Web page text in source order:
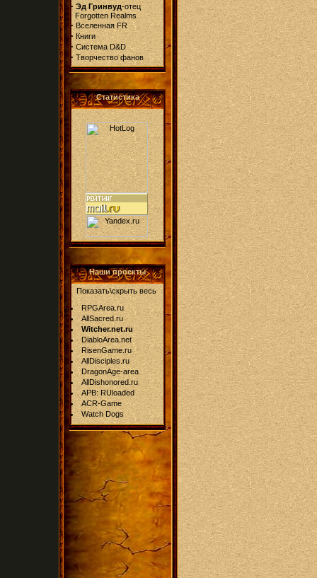
· Эд Гринвуд-отец
Forgotten Realms
· Вселенная FR
· Книги
· Система D&D
· Творчество фанов
Статистика
Наши проекты
Показать\скрыть весь
RPGArea.ru
AllSacred.ru
Witcher.net.ru
DiabloArea.net
RisenGame.ru
AllDisciples.ru
DragonAge-area
AllDishonored.ru
APB: RUloaded
ACR-Game
Watch Dogs